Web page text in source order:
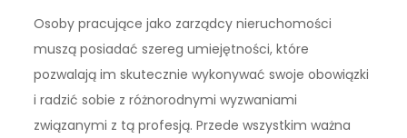
Osoby pracujące jako zarządcy nieruchomości
muszą posiadać szereg umiejętności, które
pozwalają im skutecznie wykonywać swoje obowiązki
i radzić sobie z różnorodnymi wyzwaniami
związanymi z tą profesją. Przede wszystkim ważna